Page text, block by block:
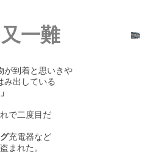
が到着と思いきや
み出している
で二度目だ
充電器など
まれた。
一難